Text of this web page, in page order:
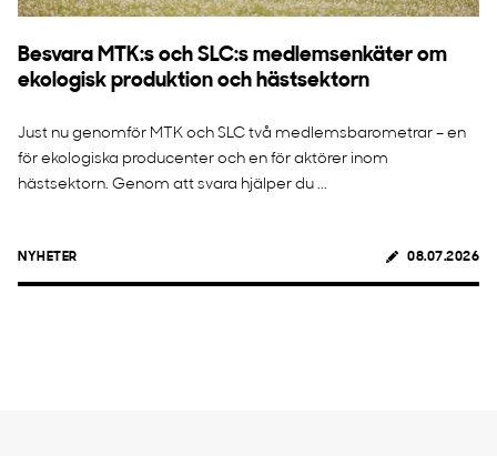
Besvara MTK:s och SLC:s medlemsenkäter om
ekologisk produktion och hästsektorn
Just nu genomför MTK och SLC två medlemsbarometrar – en
för ekologiska producenter och en för aktörer inom
hästsektorn. Genom att svara hjälper du ...
NYHETER 08.07.2026